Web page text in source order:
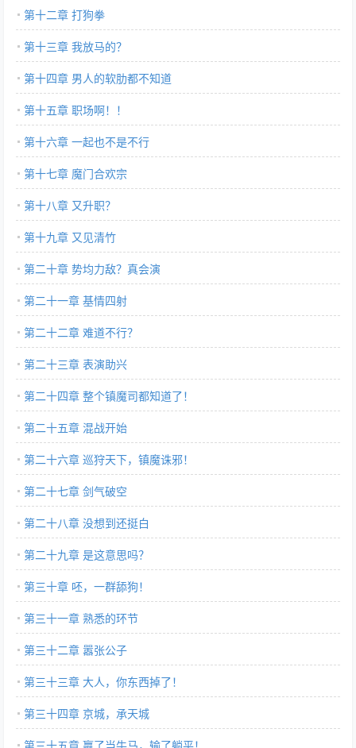
第十二章 打狗拳
第十三章 我放马的？
第十四章 男人的软肋都不知道
第十五章 职场啊！！
第十六章 一起也不是不行
第十七章 魔门合欢宗
第十八章 又升职？
第十九章 又见清竹
第二十章 势均力敌？真会演
第二十一章 基情四射
第二十二章 难道不行？
第二十三章 表演助兴
第二十四章 整个镇魔司都知道了！
第二十五章 混战开始
第二十六章 巡狩天下，镇魔诛邪！
第二十七章 剑气破空
第二十八章 没想到还挺白
第二十九章 是这意思吗？
第三十章 呸，一群舔狗！
第三十一章 熟悉的环节
第三十二章 嚣张公子
第三十三章 大人，你东西掉了！
第三十四章 京城，承天城
第三十五章 赢了当牛马，输了躺平！